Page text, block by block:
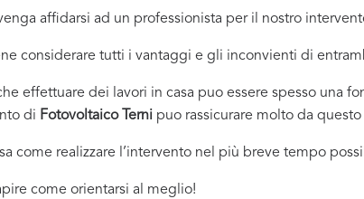
affidarsi ad un professionista per il nostro
considerare tutti i vantaggi e gli inconvienti di
effettuare dei lavori in casa puo essere spesso una
di Fotovoltaico Terni puo rassicurare molto da
come realizzare l’intervento nel più breve tempo
come orientarsi al meglio!